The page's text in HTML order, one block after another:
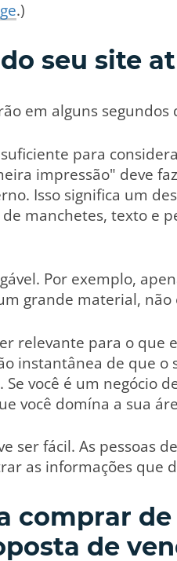
.)
seu site
em alguns segundos
para
impressão" deve
Isso significa um
manchetes, texto e
Por exemplo,
grande material, não
relevante para o que
instantânea de que o
você é um negócio
você domína a sua
ser fácil. As pessoas
as informações que
comprar
de